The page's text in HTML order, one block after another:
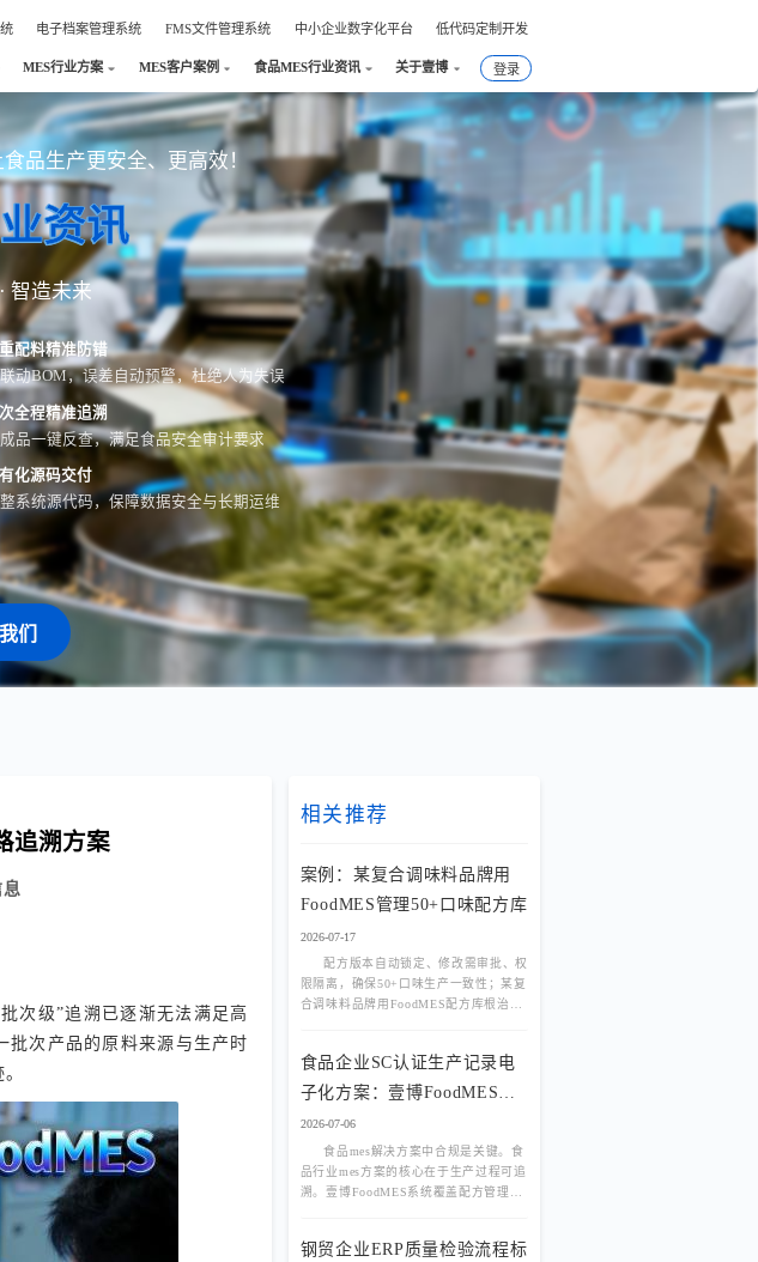
电子档案管理系统 FMS文件管理系统 中小企业数字化平台 低代码定制开发
MES行业方案 MES客户案例 食品MES行业资讯 关于壹博 登录
品生产更安全、更高效！
资讯
智造未来
配料精准防错
动BOM，误差自动预警，杜绝人为失误
全程精准追溯
品一键反查，满足食品安全审计要求
化源码交付
系统源代码，保障数据安全与长期运维
们
追溯方案
次级”追溯已逐渐无法满足高
批次产品的原料来源与生产时
相关推荐
案例：某复合调味料品牌用
FoodMES管理50+口味配方库
2026-07-17
配方版本自动锁定、修改需审批、权
限隔离，确保50+口味生产一致性；某复
合调味料品牌用FoodMES配方库根治配
食品企业SC认证生产记录电
子化方案：壹博FoodMES助
力合规达标
2026-07-06
食品mes解决方案中合规是关键。食
品行业mes方案的核心在于生产过程可追
溯。壹博FoodMES系统覆盖配方管理、
工核对工作量，提升审核一次通过率
钢贸企业ERP质量检验流程标